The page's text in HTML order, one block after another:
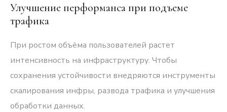
Улучшение перформанса при подъеме
трафика
При ростом объёма пользователей растет
интенсивность на инфраструктуру. Чтобы
сохранения устойчивости внедряются инструменты
скалирования инфры, развода трафика и улучшения
обработки данных.